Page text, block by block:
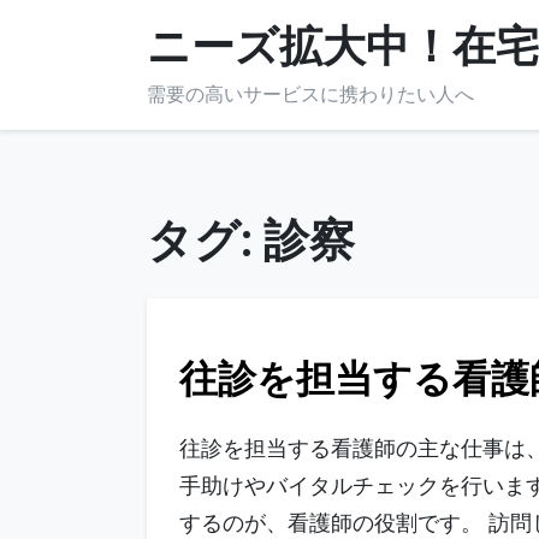
ニーズ拡大中！在
需要の高いサービスに携わりたい人へ
タグ: 診察
往診を担当する看
往診を担当する看護師の主な仕事は
手助けやバイタルチェックを行いま
するのが、看護師の役割です。 訪